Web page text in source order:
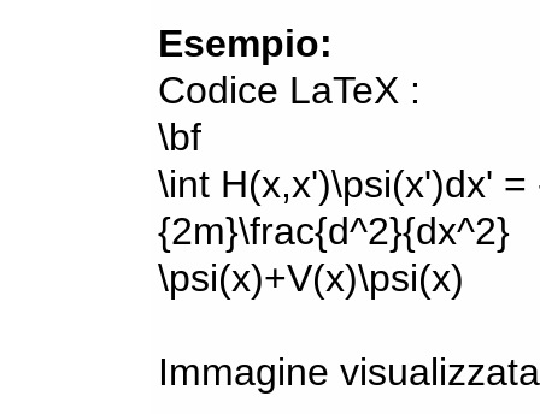
Esempio:
Codice LaTeX :
\bf
\int H(x,x')\psi(x')dx'
{2m}\frac{d^2}{dx^2}
\psi(x)+V(x)\psi(x)
Immagine